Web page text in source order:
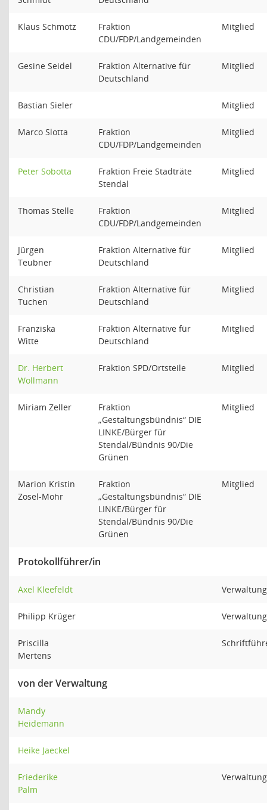
Klaus Schmotz
Fraktion
CDU/FDP/Landgemeinden
Mitglied
Gesine Seidel
Fraktion Alternative für
Deutschland
Mitglied
Bastian Sieler Mitglied
Marco Slotta
Fraktion
CDU/FDP/Landgemeinden
Mitglied
Peter Sobotta
Fraktion Freie Stadträte
Stendal
Mitglied
Thomas Stelle
Fraktion
CDU/FDP/Landgemeinden
Mitglied
Jürgen
Teubner
Fraktion Alternative für
Deutschland
Mitglied
Christian
Tuchen
Fraktion Alternative für
Deutschland
Mitglied
Franziska
Witte
Fraktion Alternative für
Deutschland
Mitglied
Dr. Herbert
Wollmann
Fraktion SPD/Ortsteile Mitglied
Miriam Zeller
Fraktion
„Gestaltungsbündnis“ DIE
LINKE/Bürger für
Stendal/Bündnis 90/Die
Grünen
Mitglied
Marion Kristin
Zosel-Mohr
Fraktion
„Gestaltungsbündnis“ DIE
LINKE/Bürger für
Stendal/Bündnis 90/Die
Grünen
Mitglied
Protokollführer/in
Axel Kleefeldt Verwaltung
Philipp Krüger Verwaltung
Priscilla
Mertens
von der Verwaltung
Mandy
Heidemann
Heike Jaeckel
Friederike
Palm
Verwaltung